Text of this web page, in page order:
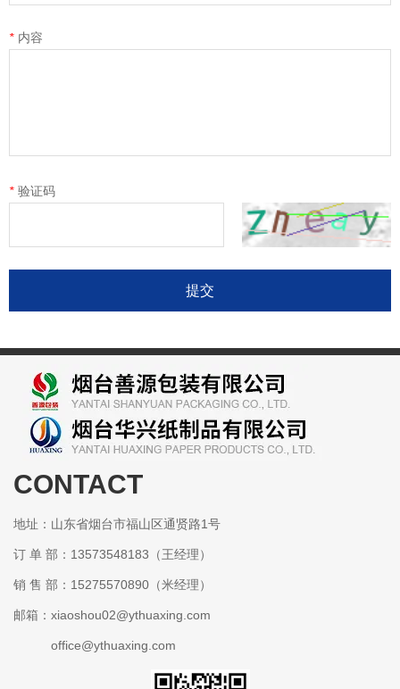
* 内容
* 验证码
提交
某某包装有限公司
CONTACT
地址：山东省烟台市福山区通贤路1号
订 单 部：13573548183（王经理）
销 售 部：15275570890（米经理）
邮箱：xiaoshou02@ythuaxing.com
office@ythuaxing.com